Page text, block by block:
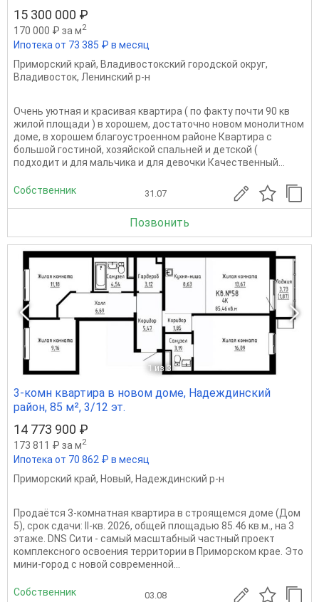
15 300 000 ₽
170 000 ₽ за м2
Ипотека от 73 385 ₽ в месяц
Приморский край, Владивостокский городской округ,
Владивосток, Ленинский р-н
Очень уютная и красивая квартира ( по факту почти 90 кв
жилой площади ) в хорошем, достаточно новом монолитном
доме, в хорошем благоустроенном районе Квартира с
большой гостиной, хозяйской спальней и детской (
подходит и для мальчика и для девочки Качественный...
Собственник 31.07
Позвонить
1 из 3
3-комн квартира в новом доме, Надеждинский
район, 85 м², 3/12 эт.
14 773 900 ₽
173 811 ₽ за м2
Ипотека от 70 862 ₽ в месяц
Приморский край, Новый, Надеждинский р-н
Продаётся 3-комнатная квартира в строящемся доме (Дом
5), срок сдачи: II-кв. 2026, общей площадью 85.46 кв.м., на 3
этаже. DNS Сити - самый масштабный частный проект
комплексного освоения территории в Приморском крае. Это
мини-город с новой современной...
Собственник 03.08